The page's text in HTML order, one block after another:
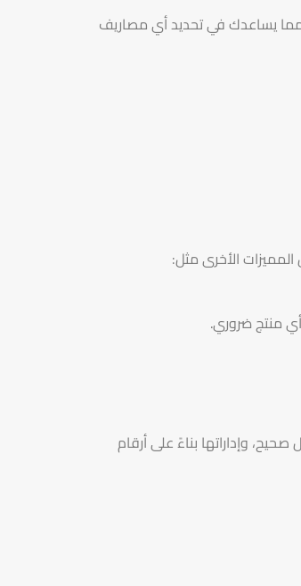
مما يساعدك في تحديد أي مصاريف
المميزات الأخرى مثل:
منتج ضروري.
وإداراتها بناءً على أرقام